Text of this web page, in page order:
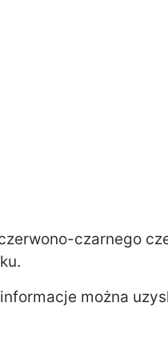
czarnego
informacje można